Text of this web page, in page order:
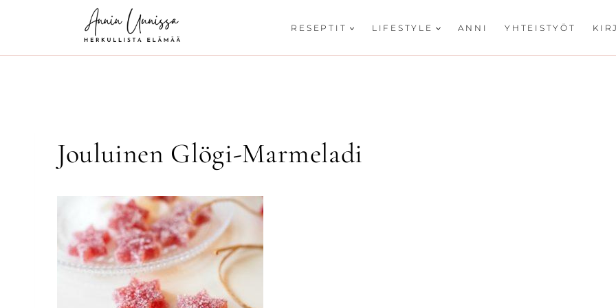
RESEPTIT LIFESTYLE ANNI YHTEISTYÖT
Jouluinen Glögi-Marmeladi